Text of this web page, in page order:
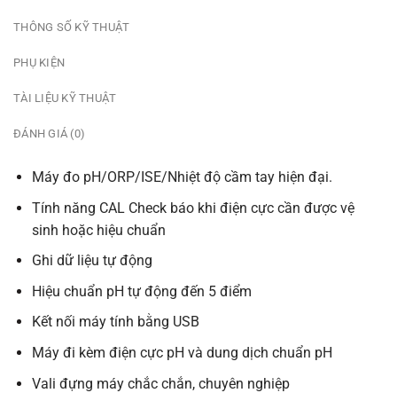
THÔNG SỐ KỸ THUẬT
PHỤ KIỆN
TÀI LIỆU KỸ THUẬT
ĐÁNH GIÁ (0)
Máy đo pH/ORP/ISE/Nhiệt độ cầm tay hiện đại.
Tính năng CAL Check báo khi điện cực cần được vệ
sinh hoặc hiệu chuẩn
Ghi dữ liệu tự động
Hiệu chuẩn pH tự động đến 5 điểm
Kết nối máy tính bằng USB
Máy đi kèm điện cực pH và dung dịch chuẩn pH
Vali đựng máy chắc chắn, chuyên nghiệp